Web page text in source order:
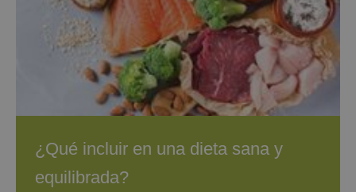
¿Qué incluir en una dieta sana y
equilibrada?